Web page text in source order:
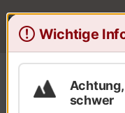
Wanderungen Elsass Bas-Rhin
Wichtige
schwer